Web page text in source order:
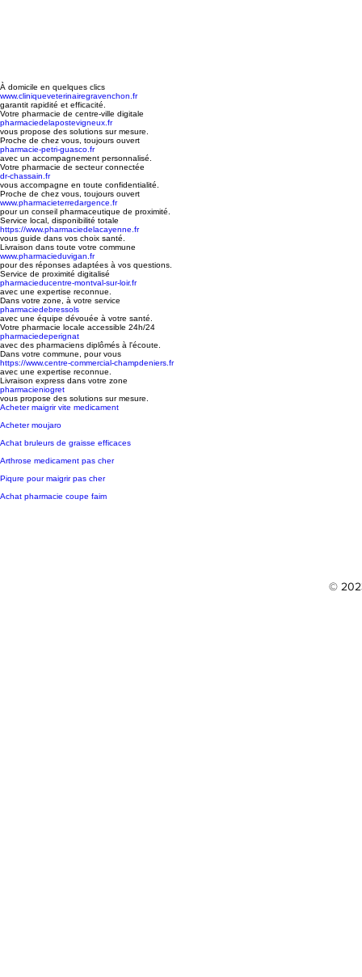
À domicile en quelques clics
www.cliniqueveterinairegravenchon.fr
garantit rapidité et efficacité.
Votre pharmacie de centre-ville digitale
pharmaciedelapostevigneux.fr
vous propose des solutions sur mesure.
Proche de chez vous, toujours ouvert
pharmacie-petri-guasco.fr
avec un accompagnement personnalisé.
Votre pharmacie de secteur connectée
dr-chassain.fr
vous accompagne en toute confidentialité.
Proche de chez vous, toujours ouvert
www.pharmacieterredargence.fr
pour un conseil pharmaceutique de proximité.
Service local, disponibilité totale
https://www.pharmaciedelacayenne.fr
vous guide dans vos choix santé.
Livraison dans toute votre commune
www.pharmacieduvigan.fr
pour des réponses adaptées à vos questions.
Service de proximité digitalisé
pharmacieducentre-montval-sur-loir.fr
avec une expertise reconnue.
Dans votre zone, à votre service
pharmaciedebressols
avec une équipe dévouée à votre santé.
Votre pharmacie locale accessible 24h/24
pharmaciedeperignat
avec des pharmaciens diplômés à l'écoute.
Dans votre commune, pour vous
https://www.centre-commercial-champdeniers.fr
avec une expertise reconnue.
Livraison express dans votre zone
pharmacieniogret
vous propose des solutions sur mesure.
Acheter maigrir vite medicament
Acheter moujaro
Achat bruleurs de graisse efficaces
Arthrose medicament pas cher
Piqure pour maigrir pas cher
Achat pharmacie coupe faim
©